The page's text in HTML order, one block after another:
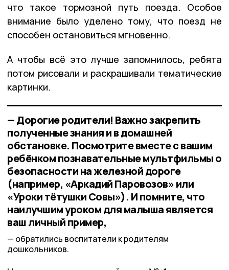
что такое тормозной путь поезда. Особое
внимание было уделено тому, что поезд не
способен остановиться мгновенно.
А чтобы всё это лучше запомнилось, ребята
потом рисовали и раскрашивали тематические
картинки.
— Дорогие родители! Важно закрепить
полученные знания и в домашней
обстановке. Посмотрите вместе с вашим
ребёнком познавательные мультфильмы о
безопасности на железной дороге
(например, «Аркадий Паровозов» или
«Уроки тётушки Совы»). И помните, что
наилучшим уроком для малыша является
ваш личный пример,
обратились воспитатели к родителям
дошкольников.